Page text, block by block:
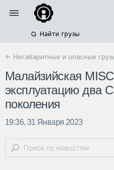
Найти грузы
← Негабаритные и опасные
Малайзийская
эксплуатацию два
поколения
19:36, 31 Января 2023